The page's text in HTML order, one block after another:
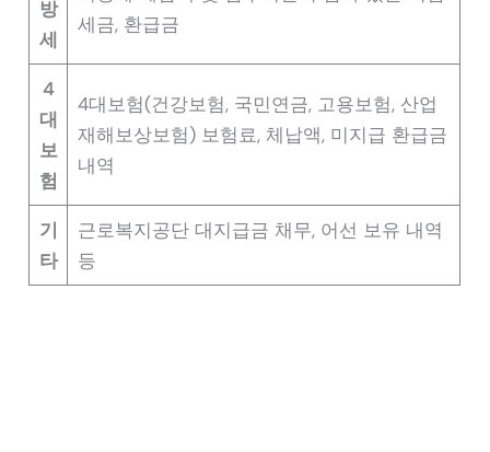
방
세
세금, 환급금
4
대
보
험
4대보험(건강보험, 국민연금, 고용보험, 산업
재해보상보험) 보험료, 체납액, 미지급 환급금
내역
기
타
근로복지공단 대지급금 채무, 어선 보유 내역
등